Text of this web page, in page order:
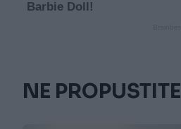
NE PROPUSTITE